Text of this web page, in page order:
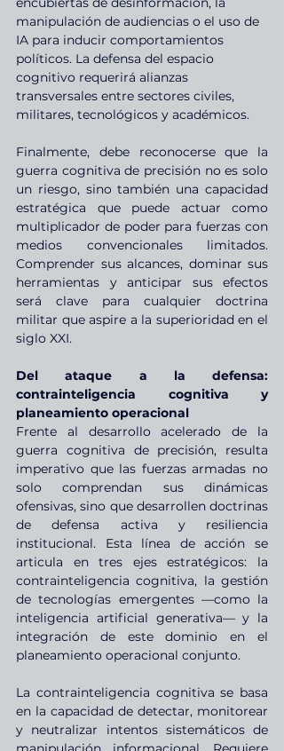
manipulación de audiencias o el uso de
IA para inducir comportamientos
políticos. La defensa del espacio
cognitivo requerirá alianzas
transversales entre sectores civiles,
militares, tecnológicos y académicos.
Finalmente, debe reconocerse que la
guerra cognitiva de precisión no es solo
un riesgo, sino también una capacidad
estratégica que puede actuar como
multiplicador de poder para fuerzas con
medios convencionales limitados.
Comprender sus alcances, dominar sus
herramientas y anticipar sus efectos
será clave para cualquier doctrina
militar que aspire a la superioridad en el
siglo XXI.
Del ataque a la defensa:
contrainteligencia cognitiva y
planeamiento operacional
Frente al desarrollo acelerado de la
guerra cognitiva de precisión, resulta
imperativo que las fuerzas armadas no
solo comprendan sus dinámicas
ofensivas, sino que desarrollen doctrinas
de defensa activa y resiliencia
institucional. Esta línea de acción se
articula en tres ejes estratégicos: la
contrainteligencia cognitiva, la gestión
de tecnologías emergentes —como la
inteligencia artificial generativa— y la
integración de este dominio en el
planeamiento operacional conjunto.
La contrainteligencia cognitiva se basa
en la capacidad de detectar, monitorear
y neutralizar intentos sistemáticos de